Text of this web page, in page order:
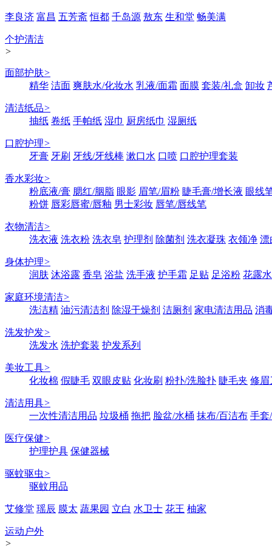
李良济 富昌 五芳斋 恒都 千岛源 敖东 生和堂 畅美满
个护清洁
>
面部护肤>
精华 洁面 爽肤水/化妆水 乳液/面霜 面膜 套装/礼盒 卸妆
清洁纸品>
抽纸 卷纸 手帕纸 湿巾 厨房纸巾 湿厕纸
口腔护理>
牙膏 牙刷 牙线/牙线棒 漱口水 口喷 口腔护理套装
香水彩妆>
粉底液/膏 腮红/胭脂 眼影 眉笔/眉粉 睫毛膏/增长液 眼线
粉饼 唇彩唇蜜/唇釉 男士彩妆 唇笔/唇线笔
衣物清洁>
洗衣液 洗衣粉 洗衣皂 护理剂 除菌剂 洗衣凝珠 衣领净 漂
身体护理>
润肤 沐浴露 香皂 浴盐 洗手液 护手霜 足贴 足浴粉 花露水
家庭环境清洁>
洗洁精 油污清洁剂 除湿干燥剂 洁厕剂 家电清洁用品 消
洗发护发>
洗发水 洗护套装 护发系列
美妆工具>
化妆棉 假睫毛 双眼皮贴 化妆刷 粉扑/洗脸扑 睫毛夹 修眉
清洁用具>
一次性清洁用品 垃圾桶 拖把 脸盆/水桶 抹布/百洁布 手套
医疗保健>
护理护具 保健器械
驱蚊驱虫>
驱蚊用品
艾修堂 瑶辰 膜太 蔬果园 立白 水卫士 花王 柚家
运动户外
>